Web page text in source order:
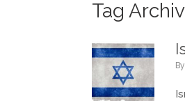
Tag
by